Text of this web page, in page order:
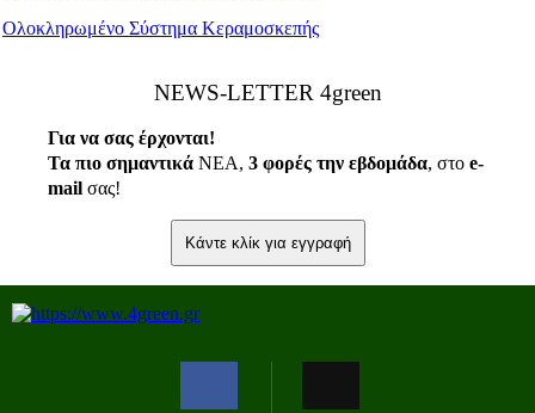
Ολοκληρωμένο Σύστημα Κεραμοσκεπής
ΝEWS-LETTER 4green
Για να σας έρχονται!
Τα πιο σημαντικά ΝΕΑ, 3 φορές την εβδομάδα, στο e-
mail σας!
Κάντε κλίκ για εγγραφή